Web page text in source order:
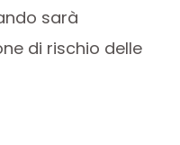
sarà
di rischio delle